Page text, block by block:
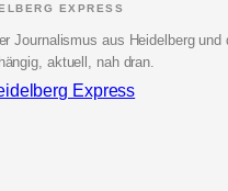
EXPRESS
Journalismus aus Heidelberg und
aktuell, nah dran.